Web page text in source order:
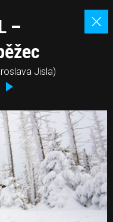
–
Jisla)